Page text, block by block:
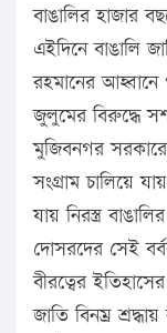
বাঙালির হাজার
এইদিনে বাঙালি
রহমানের আহ্বানে
জুলুমের বিরুদ্ধে
মুজিবনগর
সংগ্রাম চালিয়ে
যায় নিরস্ত্র
দোসরদের সেই
বীরত্বের
জাতি বিনম্র